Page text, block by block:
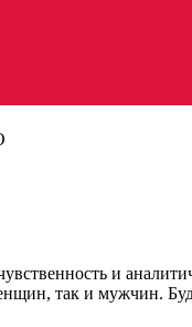
и
так и мужчин.